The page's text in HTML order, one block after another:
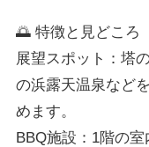
🌅 特徴と見どころ
展望スポット：塔
の浜露天温泉など
めます。
BBQ施設：1階の